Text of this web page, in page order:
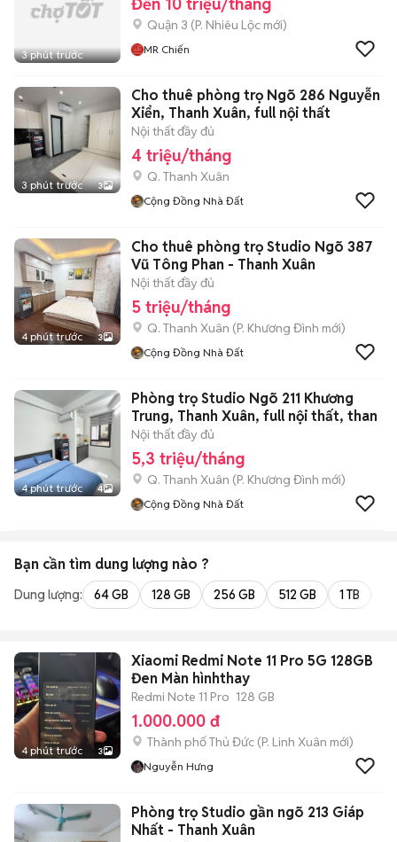
3 phút trước
Quận 3 (P. Nhiêu Lộc mới)
MR Chiến
3 phút trước 3
Cho thuê phòng trọ Ngõ 286 Nguyễn
Xiển, Thanh Xuân, full nội thất
Nội thất đầy đủ
4 triệu/tháng
Q. Thanh Xuân
Cộng Đồng Nhà Đất
4 phút trước 3
Cho thuê phòng trọ Studio Ngõ 387
Vũ Tông Phan - Thanh Xuân
Nội thất đầy đủ
5 triệu/tháng
Q. Thanh Xuân (P. Khương Đình mới)
Cộng Đồng Nhà Đất
4 phút trước 4
Phòng trọ Studio Ngõ 211 Khương
Trung, Thanh Xuân, full nội thất, than
Nội thất đầy đủ
5,3 triệu/tháng
Q. Thanh Xuân (P. Khương Đình mới)
Cộng Đồng Nhà Đất
Bạn cần tìm dung lượng nào ?
Dung lượng: 64 GB 128 GB 256 GB 512 GB 1 TB
4 phút trước 3
Xiaomi Redmi Note 11 Pro 5G 128GB
Đen Màn hìnhthay
Redmi Note 11 Pro 128 GB
1.000.000 đ
Thành phố Thủ Đức (P. Linh Xuân mới)
Nguyễn Hưng
Phòng trọ Studio gần ngõ 213 Giáp
Nhất - Thanh Xuân